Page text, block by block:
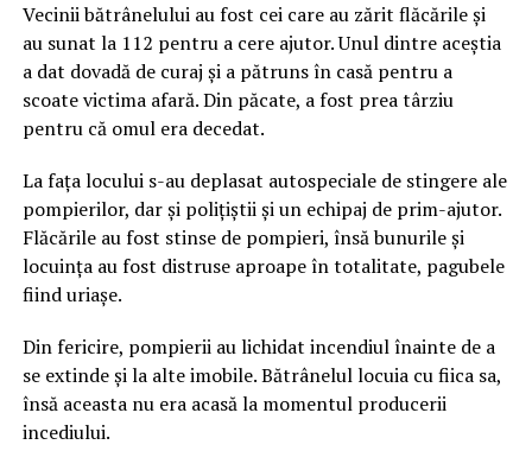
Vecinii bătrânelului au fost cei care au zărit flăcările și
au sunat la 112 pentru a cere ajutor. Unul dintre aceștia
a dat dovadă de curaj și a pătruns în casă pentru a
scoate victima afară. Din păcate, a fost prea târziu
pentru că omul era decedat.
La fața locului s-au deplasat autospeciale de stingere ale
pompierilor, dar și polițiștii și un echipaj de prim-ajutor.
Flăcările au fost stinse de pompieri, însă bunurile și
locuința au fost distruse aproape în totalitate, pagubele
fiind uriașe.
Din fericire, pompierii au lichidat incendiul înainte de a
se extinde și la alte imobile. Bătrânelul locuia cu fiica sa,
însă aceasta nu era acasă la momentul producerii
incediului.